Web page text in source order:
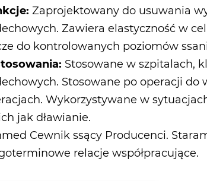
Zaprojektowany do usuwania
Zawiera elastyczność w
do kontrolowanych poziomów
Stosowane w szpitalach,
Stosowane po operacji
Wykorzystywane w
jak dławianie.
Cewnik ssący Producenci.
relacje współpracujące.